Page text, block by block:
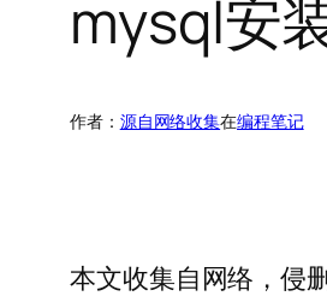
mysql安
作者： 源自网络收集在编程笔记
本文收集自网络，侵